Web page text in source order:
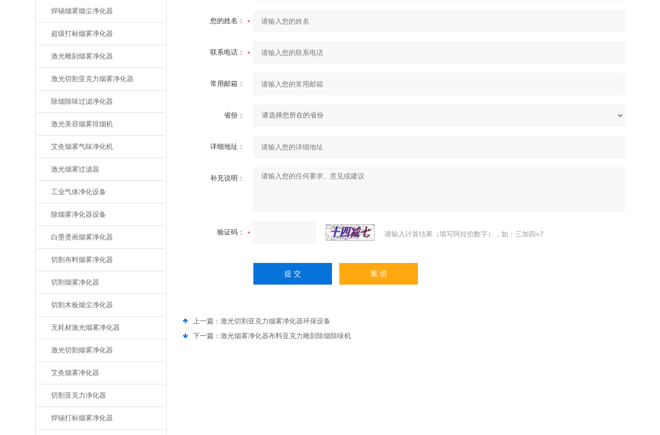
焊锡烟雾烟尘净化器
超级打标烟雾净化器
激光雕刻烟雾净化器
激光切割亚克力烟雾净化器
除烟除味过滤净化器
激光美容烟雾排烟机
艾灸烟雾气味净化机
激光烟雾过滤器
工业气体净化设备
除烟雾净化器设备
白墨烫画烟雾净化器
切割布料烟雾净化器
切割烟雾净化器
切割木板烟尘净化器
无耗材激光烟雾净化器
激光切割烟雾净化器
艾灸烟雾净化器
切割亚克力净化器
焊锡打标烟雾净化器
您的姓名：
联系电话：
常用邮箱：
省份：
详细地址：
补充说明：
验证码： 请输入计算结果（填写阿拉伯数字），如：三加四=7
上一篇： 激光切割亚克力烟雾净化器环保设备
下一篇： 激光烟雾净化器布料亚克力雕刻除烟除味机